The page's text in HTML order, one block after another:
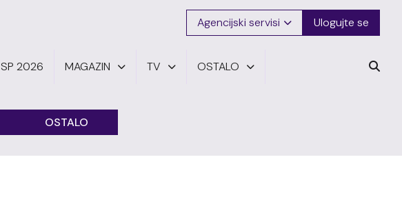
Agencijski servisi Ulogujte se
SP 2026 MAGAZIN TV OSTALO
OSTALO